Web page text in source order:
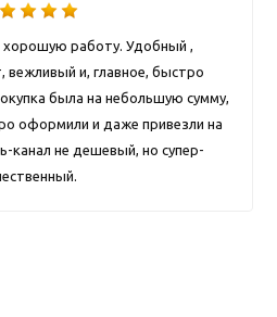
хорошую работу. Удобный ,
вежливый и, главное, быстро
была на небольшую сумму,
оформили и даже привезли на
канал не дешевый, но супер-